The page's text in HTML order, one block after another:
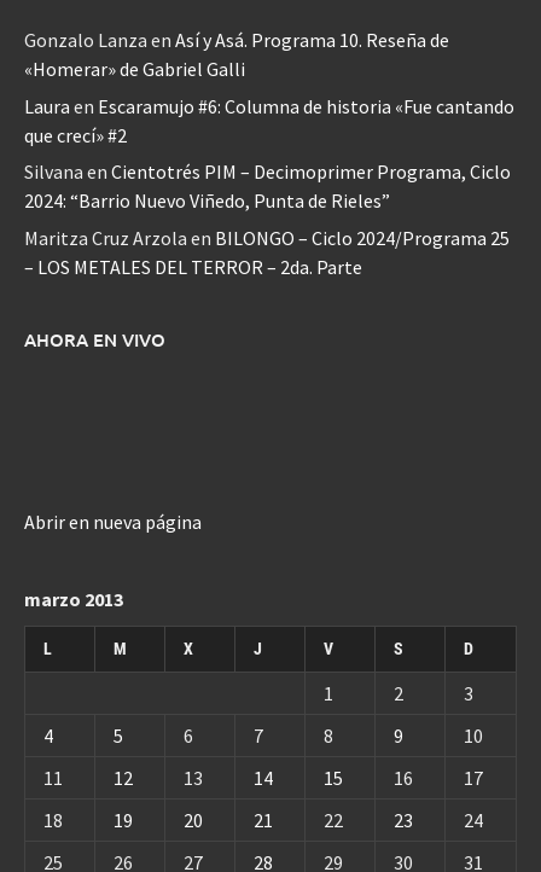
Gonzalo Lanza en Así y Asá. Programa 10. Reseña de
«Homerar» de Gabriel Galli
Laura en Escaramujo #6: Columna de historia «Fue cantando
que crecí» #2
Silvana en Cientotrés PIM – Decimoprimer Programa, Ciclo
2024: “Barrio Nuevo Viñedo, Punta de Rieles”
Maritza Cruz Arzola en BILONGO – Ciclo 2024/Programa 25
– LOS METALES DEL TERROR – 2da. Parte
AHORA EN VIVO
Abrir en nueva página
marzo 2013
L M X J V S D
1 2
3
4
5 6 7 8 9
10
11
12 13 14 15 16
17
18
19 20 21 22 23
24
25
26 27 28 29 30 31